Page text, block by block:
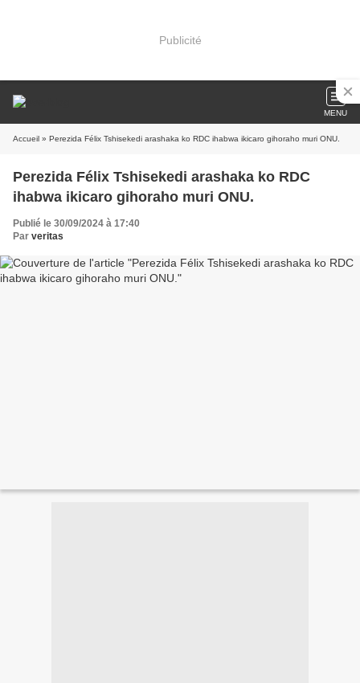
Publicité
MENU
Accueil » Perezida Félix Tshisekedi arashaka ko RDC ihabwa ikicaro gihoraho muri ONU.
Perezida Félix Tshisekedi arashaka ko RDC
ihabwa ikicaro gihoraho muri ONU.
Publié le 30/09/2024 à 17:40
Par veritas